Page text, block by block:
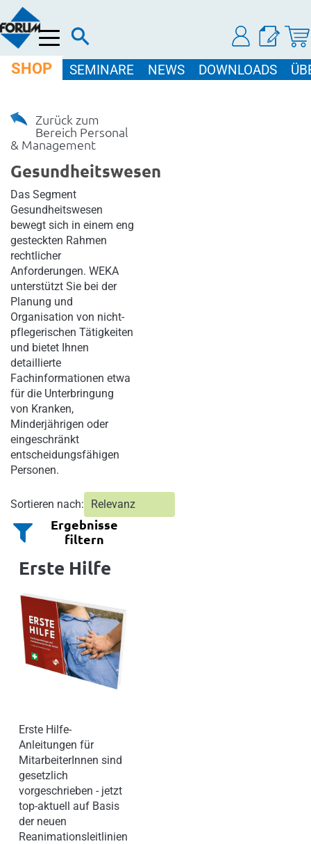
Menü
SHOP SEMINARE NEWS DOWNLOADS
Zurück zum
Bereich Personal
& Management
Gesundheitswesen
Das Segment
Gesundheitswesen
bewegt sich in einem eng
gesteckten Rahmen
rechtlicher
Anforderungen. WEKA
unterstützt Sie bei der
Planung und
Organisation von nicht-
pflegerischen Tätigkeiten
und bietet Ihnen
detaillierte
Fachinformationen etwa
für die Unterbringung
von Kranken,
Minderjährigen oder
eingeschränkt
entscheidungsfähigen
Personen.
Sortieren nach:
Ergebnisse
filtern
Erste Hilfe
Erste Hilfe-
Anleitungen für
MitarbeiterInnen sind
gesetzlich
vorgeschrieben - jetzt
top-aktuell auf Basis
der neuen
Reanimationsleitlinien